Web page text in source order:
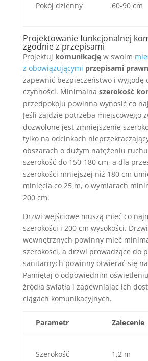
Pokój dzienny 60-90 cm
Projektowanie funkcjonalnej
zgodnie z przepisami
Projektuj komunikacjęw swoim
z obowiązującymi przepisami
zapewnić bezpieczeństwo i wygodę
czynności. Minimalna szerokość
przedpokoju powinna wynosić co
Jeśli zajdzie potrzeba miejscowego
dozwolone jest zmniejszenie
tylko na odcinkach
obszarach o dużym natężeniu
szerokość do 150-180 cm, a dla
szerokości mniejszej niż 180 cm
minięcia co 25 m, o wymiarach
200 cm.
Drzwi wejściowe muszą mieć co
szerokości i 200 cm wysokości.
wewnętrznych powinny mieć
szerokości, a drzwi prowadzące do
sanitarnych powinny otwierać się
Pamiętaj o odpowiednim
źródła światła i zapewniając ich
ciągach komunikacyjnych.
Parametr Zalecenie
Szerokość 1,2 m